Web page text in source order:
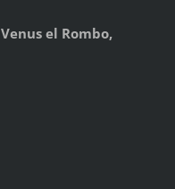
Venus el Rombo,